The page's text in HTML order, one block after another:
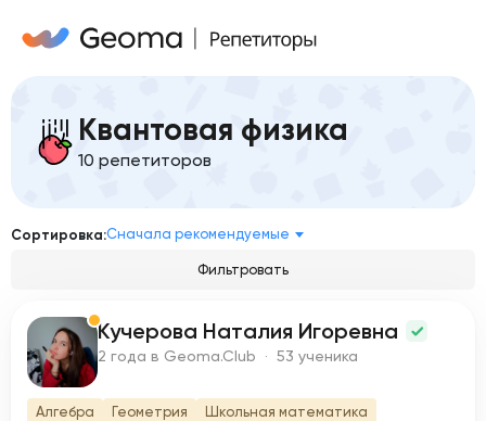
Квантовая физика
10 репетиторов
Сортировка:Сначала рекомендуемые
Фильтровать
К Кучерова Наталия Игоревна
2 года в Geoma.Club · 53 ученика
Алгебра Геометрия
Школьная математика